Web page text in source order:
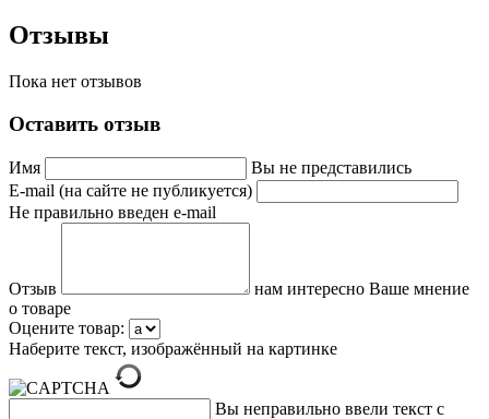
Отзывы
Пока нет отзывов
Оставить отзыв
Имя
Вы не представились
E-mail (на сайте не публикуется)
Не правильно введен e-mail
Отзыв
нам интересно Ваше мнение
о товаре
Оцените товар:
Наберите текст, изображённый на картинке
Вы неправильно ввели текст с